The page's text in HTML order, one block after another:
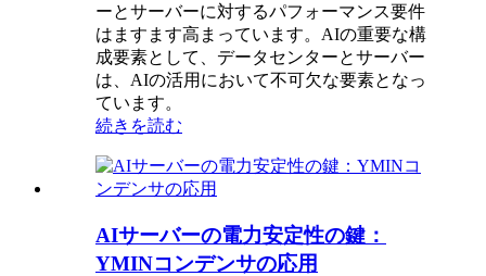
ーとサーバーに対するパフォーマンス要件
はますます高まっています。AIの重要な構
成要素として、データセンターとサーバー
は、AIの活用において不可欠な要素となっ
ています。
続きを読む
AIサーバーの電力安定性の鍵：
YMINコンデンサの応用